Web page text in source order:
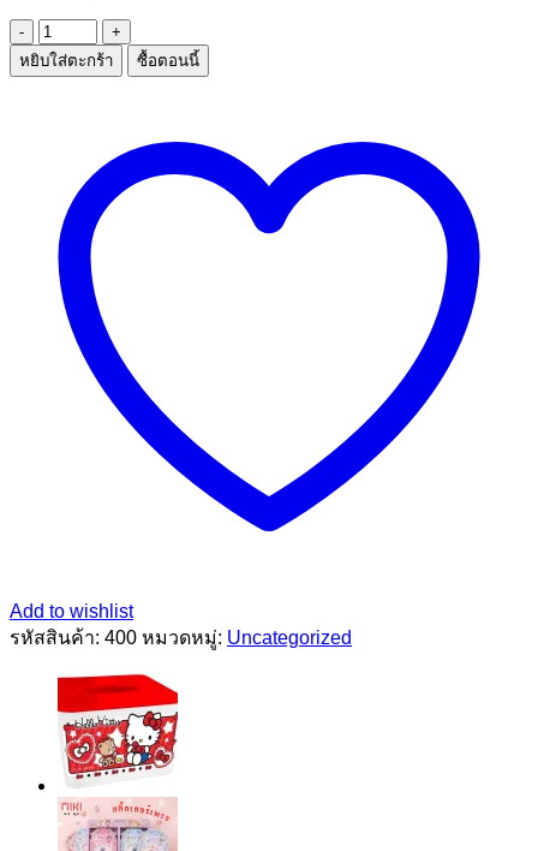
จำนวน
สติ๊กเกอร์
หยิบใส่ตะกร้า ซื้อตอนนี้
Add to wishlist
รหัสสินค้า: 400 หมวดหมู่: Uncategorized